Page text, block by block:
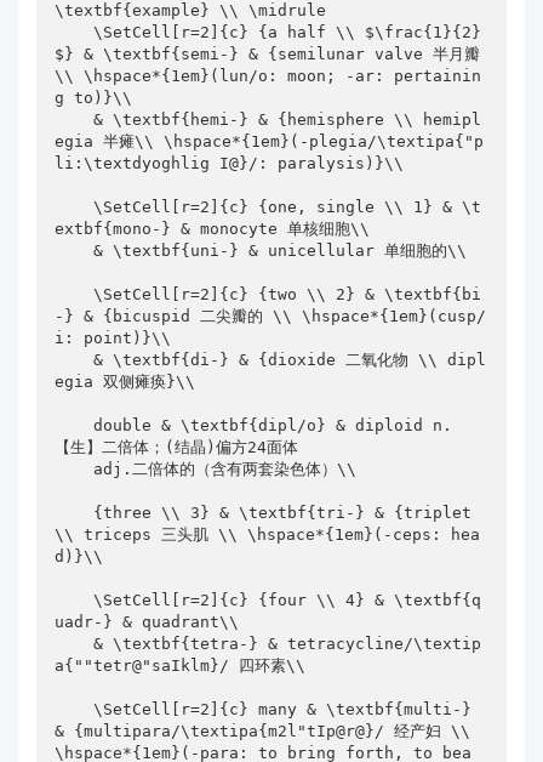
\textbf{example} \\ \midrule
    \SetCell[r=2]{c} {a half \\ $\frac{1}{2}
$} & \textbf{semi-} & {semilunar valve 半月瓣
\\ \hspace*{1em}(lun/o: moon; -ar: pertainin
g to)}\\
    & \textbf{hemi-} & {hemisphere \\ hemipl
egia 半瘫\\ \hspace*{1em}(-plegia/\textipa{"p
li:\textdyoghlig I@}/: paralysis)}\\
    \SetCell[r=2]{c} {one, single \\ 1} & \t
extbf{mono-} & monocyte 单核细胞\\
    & \textbf{uni-} & unicellular 单细胞的\\
    \SetCell[r=2]{c} {two \\ 2} & \textbf{bi
-} & {bicuspid 二尖瓣的 \\ \hspace*{1em}(cusp/
i: point)}\\
    & \textbf{di-} & {dioxide 二氧化物 \\ dipl
egia 双侧瘫痪}\\
    double & \textbf{dipl/o} & diploid n.
【生】二倍体；(结晶)偏方24面体
\\ triceps 三头肌 \\ \hspace*{1em}(-ceps: hea
d)}\\
    \SetCell[r=2]{c} {four \\ 4} & \textbf{q
uadr-} & quadrant\\
    & \textbf{tetra-} & tetracycline/\textip
a{""tetr@"saIklm}/ 四环素\\
    \SetCell[r=2]{c} many & \textbf{multi-}
& {multipara/\textipa{m2l"tIp@r@}/ 经产妇 \\
\hspace*{1em}(-para: to bring forth, to bea